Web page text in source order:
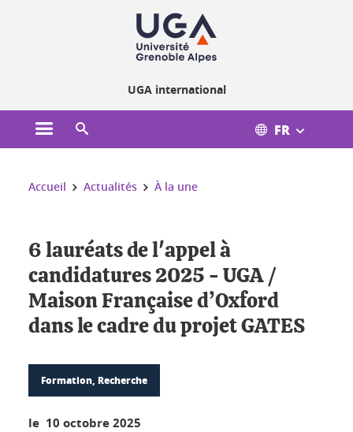
UGA international
Ouvrir le menu principal FR
Vous êtes ici :
Accueil Actualités À la une
6 lauréats de l'appel à
candidatures 2025 - UGA /
Maison Française d’Oxford
dans le cadre du projet GATES
Formation, Recherche
le 10 octobre 2025